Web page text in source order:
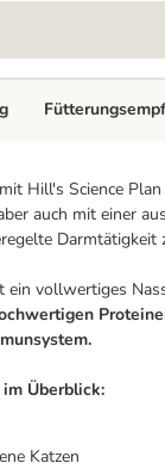
Hill's Science
auch mit einer
Darmtätigkeit
vollwertiges
Überblick:
Katzen